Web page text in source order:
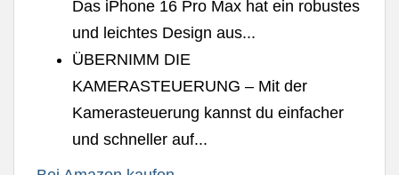
Das iPhone 16 Pro Max hat ein robustes
und leichtes Design aus...
ÜBERNIMM DIE
KAMERASTEUERUNG – Mit der
Kamerasteuerung kannst du einfacher
und schneller auf...